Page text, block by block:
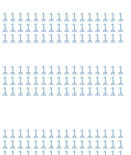
1 1 1 1 1 1 1 1 1 1 1 1 1 1 1 1
1 1 1 1 1 1 1 1 1 1 1 1 1 1 1 1
1 1 1 1 1 1 1 1 1 1 1 1 1 1 1 1
1 1 1 1 1 1 1 1 1 1 1 1 1 1 1 1
1 1 1 1 1 1 1 1 1 1 1 1 1 1 1 1
1 1 1 1 1 1 1 1 1 1 1 1 1 1 1 1
1 1 1 1 1 1 1 1 1 1 1 1 1 1 1 1
1 1 1 1 1 1 1 1 1 1 1 1 1 1 1 1